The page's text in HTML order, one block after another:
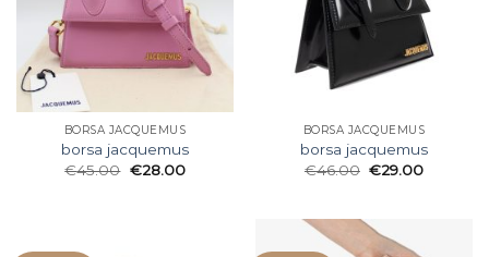
BORSA JACQUEMUS
borsa jacquemus
€45.00 €28.00
BORSA JACQUEMUS
borsa jacquemus
€46.00 €29.00